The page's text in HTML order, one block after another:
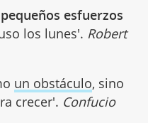
esfuerzos
los lunes'. Robert
un obstáculo, sino
crecer'. Confucio